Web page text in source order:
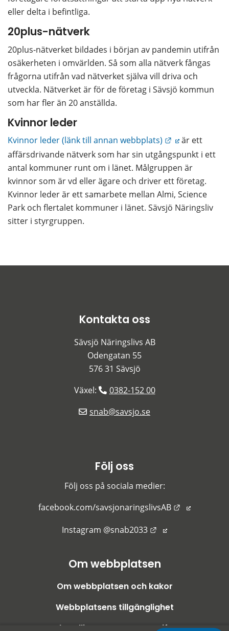
eller delta i befintliga.
20plus-nätverk
20plus-nätverket bildades i början av pandemin utifrån
osäkerheten i omvärlden. Så som alla nätverk fångas
frågorna utifrån vad nätverket själva vill driva och
utveckla. Nätverket är för de företag i Sävsjö kommun
som har fler än 20 anställda.
Kvinnor leder
Kvinnor leder (länk till annan webbplats) Länk till
är ett
affärsdrivande nätverk som har sin utgångspunkt i ett
antal kommuner runt om i länet. Målgruppen är
kvinnor som är vd eller ägare och driver ett företag.
Kvinnor leder är ett samarbete mellan Almi, Science
Park och flertalet kommuner i länet. Sävsjö Näringsliv
sitter i styrgruppen.
Kontakta oss
Sävsjö Näringslivs AB
Odengatan 55
576 31 Sävsjö
Växel:
0382-152 00
snab@savsjo.se
Följ oss
Följ oss på sociala medier:
facebook.com/savsjonaringslivsAB
Länk till
Instagram @snab2033 Länk till annan
Om webbplatsen
Om webbplatsen och kakor
Webbplatsens tillgänglighet
Behandling av personuppgifter